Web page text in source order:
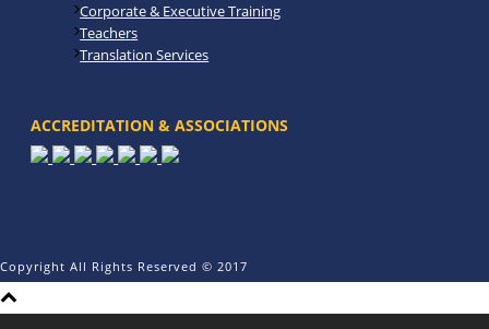
Corporate & Executive Training
Teachers
Translation Services
ACCREDITATION & ASSOCIATIONS
Copyright All Rights Reserved © 2017